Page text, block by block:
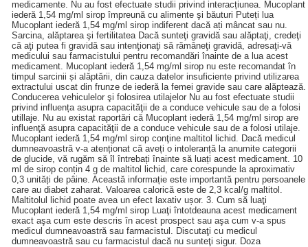
medicamente. Nu au fost efectuate studii privind interacțiunea. Mucoplant
iederă 1,54 mg/ml sirop împreună cu alimente şi băuturi Puteți lua
Mucoplant iederă 1,54 mg/ml sirop indiferent dacă ați mâncat sau nu.
Sarcina, alăptarea şi fertilitatea Dacă sunteţi gravidă sau alăptaţi, credeţi
că aţi putea fi gravidă sau intenţionaţi să rămâneţi gravidă, adresaţi-vă
medicului sau farmacistului pentru recomandări înainte de a lua acest
medicament. Mucoplant iederă 1,54 mg/ml sirop nu este recomandat în
timpul sarcinii și alăptării, din cauza datelor insuficiente privind utilizarea
extractului uscat din frunze de iederă la femei gravide sau care alăptează.
Conducerea vehiculelor şi folosirea utilajelor Nu au fost efectuate studii
privind influența asupra capacităţii de a conduce vehicule sau de a folosi
utillaje. Nu au existat raportări că Mucoplant iederă 1,54 mg/ml sirop are
influenţă asupra capacităţii de a conduce vehicule sau de a folosi utilaje.
Mucoplant iederă 1,54 mg/ml sirop conţine maltitol lichid. Dacă medicul
dumneavoastră v-a atenționat că aveți o intoleranță la anumite categorii
de glucide, vă rugăm să îl întrebați înainte să luați acest medicament. 10
ml de sirop conțin 4 g de maltitol lichid, care corespunde la aproximativ
0,3 unități de pâine. Această informație este importantă pentru persoanele
care au diabet zaharat. Valoarea calorică este de 2,3 kcal/g maltitol.
Maltitolul lichid poate avea un efect laxativ ușor. 3. Cum să luaţi
Mucoplant iederă 1,54 mg/ml sirop Luaţi întotdeauna acest medicament
exact aşa cum este descris în acest prospect sau aşa cum v-a spus
medicul dumneavoastră sau farmacistul. Discutaţi cu medicul
dumneavoastră sau cu farmacistul dacă nu sunteţi sigur. Doza